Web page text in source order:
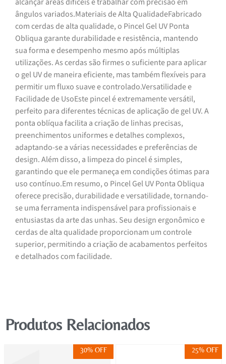
ângulos variados.Materiais de Alta QualidadeFabricado
com cerdas de alta qualidade, o Pincel Gel UV Ponta
Obliqua garante durabilidade e resistência, mantendo
sua forma e desempenho mesmo após múltiplas
utilizações. As cerdas são firmes o suficiente para aplicar
o gel UV de maneira eficiente, mas também flexíveis para
permitir um fluxo suave e controlado.Versatilidade e
Facilidade de UsoEste pincel é extremamente versátil,
perfeito para diferentes técnicas de aplicação de gel UV. A
ponta oblíqua facilita a criação de linhas precisas,
preenchimentos uniformes e detalhes complexos,
adaptando-se a várias necessidades e preferências de
design. Além disso, a limpeza do pincel é simples,
garantindo que ele permaneça em condições ótimas para
uso contínuo.Em resumo, o Pincel Gel UV Ponta Obliqua
oferece precisão, durabilidade e versatilidade, tornando-
se uma ferramenta indispensável para profissionais e
entusiastas da arte das unhas. Seu design ergonômico e
cerdas de alta qualidade proporcionam um controle
superior, permitindo a criação de acabamentos perfeitos
e detalhados com facilidade.
Produtos Relacionados
30% OFF 25% OFF